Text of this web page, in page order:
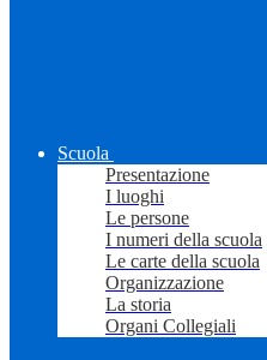
Scuola
Presentazione
I luoghi
Le persone
I numeri della scuola
Le carte della scuola
Organizzazione
La storia
Organi Collegiali